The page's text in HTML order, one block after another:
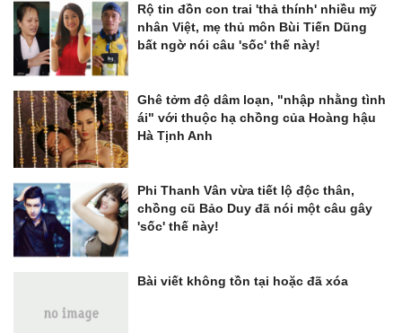
Rộ tin đồn con trai 'thả thính' nhiều mỹ
nhân Việt, mẹ thủ môn Bùi Tiến Dũng
bất ngờ nói câu 'sốc' thế này!
Ghê tởm độ dâm loạn, "nhập nhằng tình
ái" với thuộc hạ chồng của Hoàng hậu
Hà Tịnh Anh
Phi Thanh Vân vừa tiết lộ độc thân,
chồng cũ Bảo Duy đã nói một câu gây
'sốc' thế này!
Bài viết không tồn tại hoặc đã xóa